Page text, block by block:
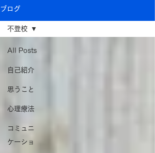
ブログ
All Posts
自己紹介
思うこと
心理療法
コミュニ
ケーショ
不登校